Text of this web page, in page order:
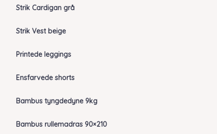
Strik Cardigan grå
Strik Vest beige
Printede leggings
Ensfarvede shorts
Bambus tyngdedyne 9kg
Bambus rullemadras 90×210